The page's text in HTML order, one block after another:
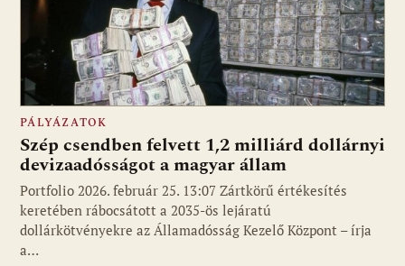
PÁLYÁZATOK
Szép csendben felvett 1,2 milliárd dollárnyi
devizaadósságot a magyar állam
Portfolio 2026. február 25. 13:07 Zártkörű értékesítés
keretében rábocsátott a 2035-ös lejáratú
dollárkötvényekre az Államadósság Kezelő Központ – írja
a…